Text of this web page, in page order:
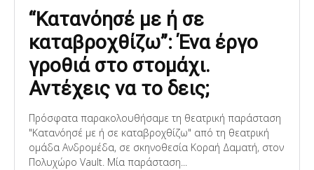
“Κατανόησέ με ή σε
καταβροχθίζω”: Ένα έργο
γροθιά στο στομάχι.
Αντέχεις να το δεις;
Πρόσφατα παρακολουθήσαμε τη θεατρική παράσταση
"Κατανόησέ με ή σε καταβροχθίζω" από τη θεατρική
ομάδα Ανδρομέδα, σε σκηνοθεσία Κοραή Δαματή, στον
Πολυχώρο Vault. Μία παράσταση...